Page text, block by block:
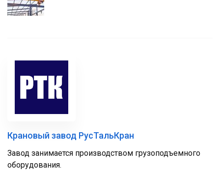
Крановый завод РусТальКран
Завод занимается производством грузоподъемного
оборудования.